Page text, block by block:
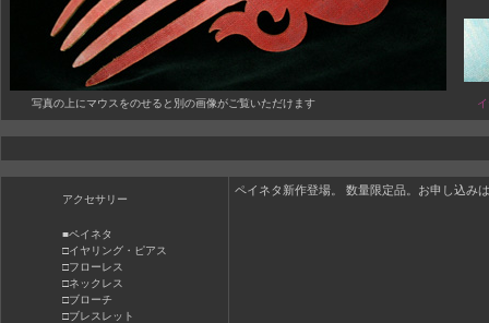
写真の上にマウスをのせると別の画像がご覧いただけます
アクセサリー
■ペイネタ
□イヤリング・ピアス
□フローレス
□ネックレス
□ブローチ
□ブレスレット
ペイネタ新作登場。 数量限定品。お申し込み